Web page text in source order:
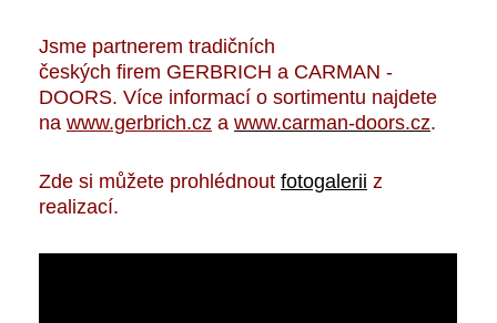
Jsme partnerem tradičních
českých firem GERBRICH a CARMAN -
DOORS. Více informací o sortimentu najdete
na www.gerbrich.cz a www.carman-doors.cz.
Zde si můžete prohlédnout fotogalerii z
realizací.